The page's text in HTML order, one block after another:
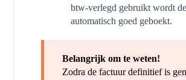
btw-verlegd gebruikt wordt
automatisch goed geboekt.
Belangrijk om te weten!
Zodra de factuur definitief is